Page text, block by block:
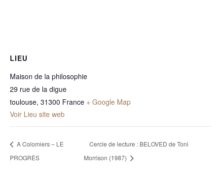
LIEU
Maison de la philosophie
29 rue de la digue
toulouse, 31300 France + Google Map
Voir Lieu site web
A Colomiers – LE
PROGRÈS
Cercle de lecture : BELOVED de Toni
Morrison (1987)